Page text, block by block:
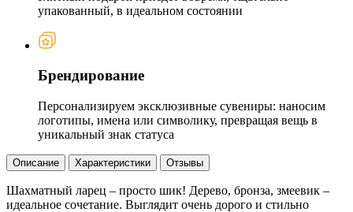
упакованный, в идеальном состоянии
Брендирование
Персонализируем эксклюзивные сувениры: наносим
логотипы, имена или символику, превращая вещь в
уникальный знак статуса
Описание Характеристики Отзывы
Шахматный ларец – просто шик! Дерево, бронза, змеевик –
идеальное сочетание. Выглядит очень дорого и стильно